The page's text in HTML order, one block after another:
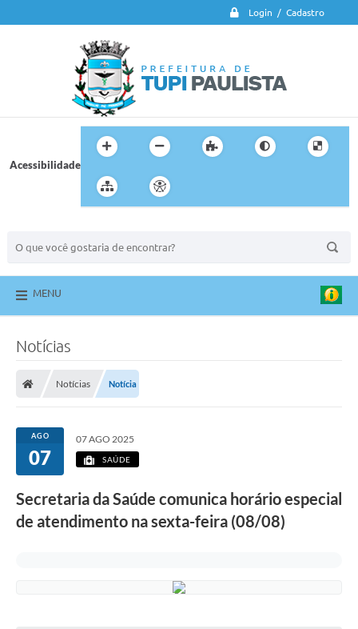
Login / Cadastro
Acessibilidade
MENU
Notícias
Notícias Notícia
AGO
07
07 AGO 2025
SAÚDE
Secretaria da Saúde comunica horário especial
de atendimento na sexta-feira (08/08)